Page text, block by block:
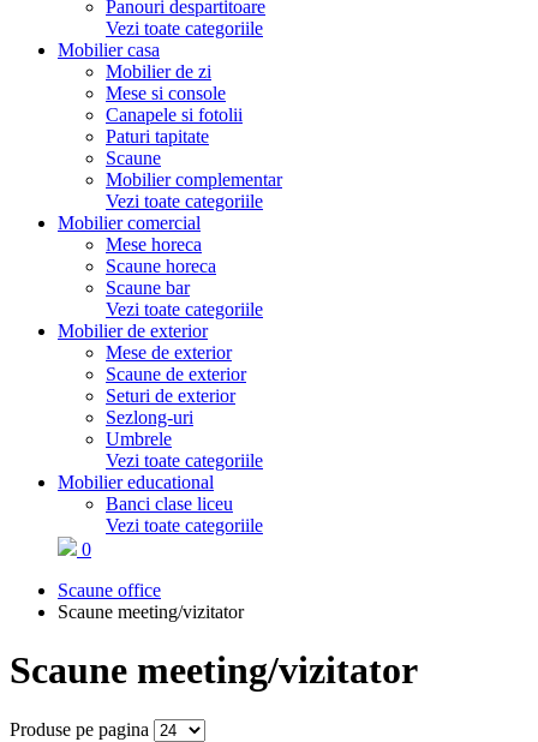
Panouri despartitoare
Vezi toate categoriile
Mobilier casa
Mobilier de zi
Mese si console
Canapele si fotolii
Paturi tapitate
Scaune
Mobilier complementar
Vezi toate categoriile
Mobilier comercial
Mese horeca
Scaune horeca
Scaune bar
Vezi toate categoriile
Mobilier de exterior
Mese de exterior
Scaune de exterior
Seturi de exterior
Sezlong-uri
Umbrele
Vezi toate categoriile
Mobilier educational
Banci clase liceu
Vezi toate categoriile
0
Scaune office
Scaune meeting/vizitator
Scaune meeting/vizitator
Produse pe pagina